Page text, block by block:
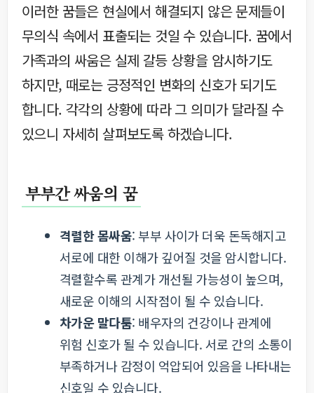
이러한 꿈들은 현실에서 해결되지 않은 문제들이
무의식 속에서 표출되는 것일 수 있습니다. 꿈에서
가족과의 싸움은 실제 갈등 상황을 암시하기도
하지만, 때로는 긍정적인 변화의 신호가 되기도
합니다. 각각의 상황에 따라 그 의미가 달라질 수
있으니 자세히 살펴보도록 하겠습니다.
부부간 싸움의 꿈
격렬한 몸싸움: 부부 사이가 더욱 돈독해지고
서로에 대한 이해가 깊어질 것을 암시합니다.
격렬할수록 관계가 개선될 가능성이 높으며,
새로운 이해의 시작점이 될 수 있습니다.
차가운 말다툼: 배우자의 건강이나 관계에
위험 신호가 될 수 있습니다. 서로 간의 소통이
부족하거나 감정이 억압되어 있음을 나타내는
신호일 수 있습니다.